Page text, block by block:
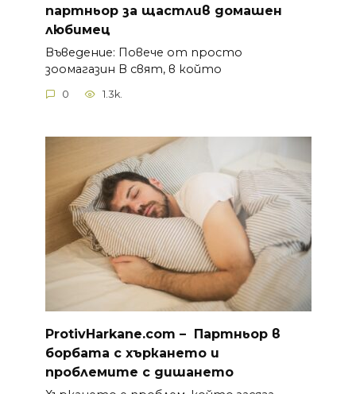
партньор за щастлив домашен
любимец
Въведение: Повече от просто
зоомагазин В свят, в който
0 1.3k.
ProtivHarkane.com – Партньор в
борбата с хъркането и
проблемите с дишането